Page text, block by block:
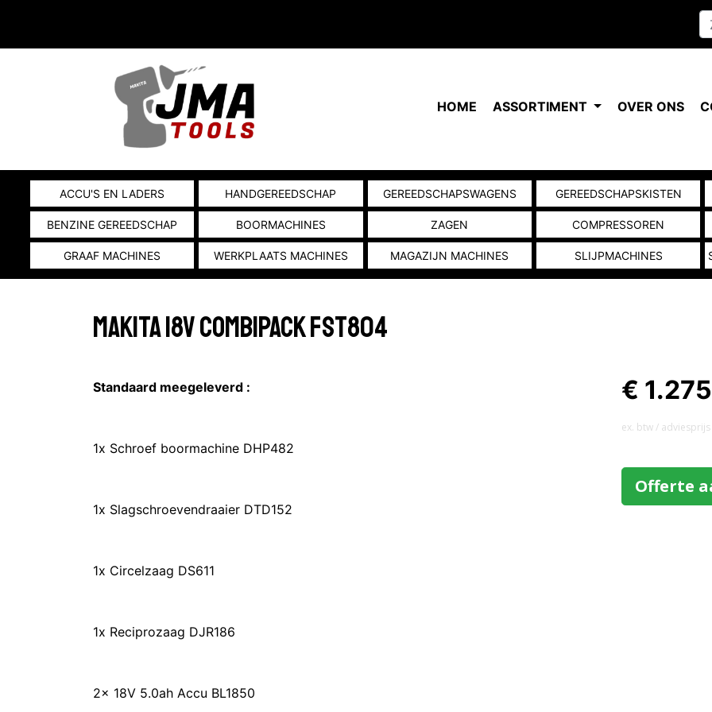
HOME ASSORTIMENT OVER ONS
ACCU'S EN LADERS HANDGEREEDSCHAP GEREEDSCHAPSWAGENS GEREEDSCHAPSKISTEN
BENZINE GEREEDSCHAP BOORMACHINES ZAGEN COMPRESSOREN
GRAAF MACHINES WERKPLAATS MACHINES MAGAZIJN MACHINES SLIJPMACHINES
MAKITA 18V COMBIPACK FST804
€
ex. btw / adviesprijs
Offerte
Standaard meegeleverd :
1x Schroef boormachine DHP482
1x Slagschroevendraaier DTD152
1x Circelzaag DS611
1x Reciprozaag DJR186
2x 18V 5.0ah Accu BL1850